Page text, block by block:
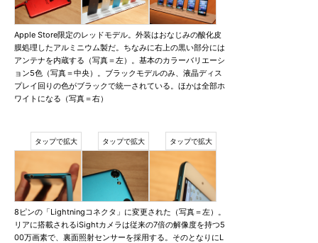
Apple Store限定のレッドモデル。外装はおなじみの酸化皮
膜処理したアルミニウム製だ。ちなみに右上の黒い部分には
アンテナを内蔵する（写真＝左）。基本のカラーバリエーシ
ョン5色（写真＝中央）。ブラックモデルのみ、液晶ディス
プレイ回りの色がブラックで統一されている。ほかは全部ホ
ワイトになる（写真＝右）
8ピンの「Lightningコネクタ」に変更された（写真＝左）。
リアに搭載されるiSightカメラは従来の7倍の解像度を持つ5
00万画素で、裏面照射センサーを採用する。そのとなりにL